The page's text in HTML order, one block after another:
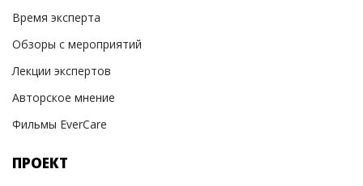
Время эксперта
Обзоры с мероприятий
Лекции экспертов
Авторское мнение
Фильмы EverCare
ПРОЕКТ